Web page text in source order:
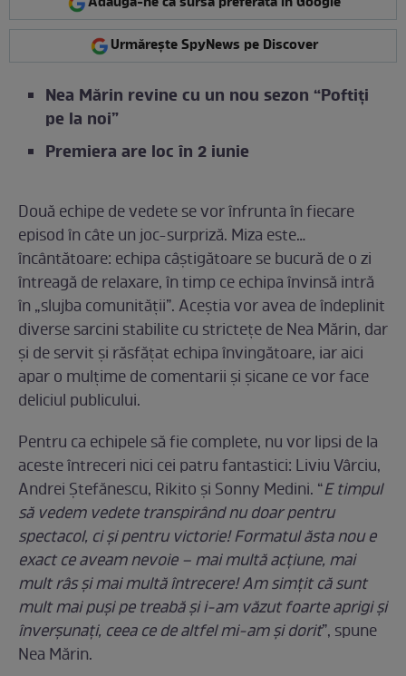
Urmărește SpyNews pe Discover
Nea Mărin revine cu un nou sezon “Poftiți
pe la noi”
Premiera are loc în 2 iunie
Două echipe de vedete se vor înfrunta în fiecare
episod în câte un joc-surpriză. Miza este…
încântătoare: echipa câștigătoare se bucură de o zi
întreagă de relaxare, în timp ce echipa învinsă intră
în „slujba comunității”. Aceștia vor avea de îndeplinit
diverse sarcini stabilite cu strictețe de Nea Mărin, dar
și de servit și răsfățat echipa învingătoare, iar aici
apar o mulțime de comentarii și șicane ce vor face
deliciul publicului.
Pentru ca echipele să fie complete, nu vor lipsi de la
aceste întreceri nici cei patru fantastici: Liviu Vârciu,
Andrei Ștefănescu, Rikito și Sonny Medini. “E timpul
să vedem vedete transpirând nu doar pentru
spectacol, ci și pentru victorie! Formatul ăsta nou e
exact ce aveam nevoie – mai multă acțiune, mai
mult râs și mai multă întrecere! Am simțit că sunt
mult mai puși pe treabă și i-am văzut foarte aprigi și
înverșunați, ceea ce de altfel mi-am și dorit”, spune
Nea Mărin.